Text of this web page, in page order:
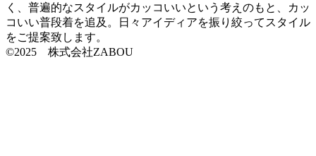
く、普遍的なスタイルがカッコいいという考えのもと、カッ
コいい普段着を追及。日々アイディアを振り絞ってスタイル
をご提案致します。
©2025 株式会社ZABOU